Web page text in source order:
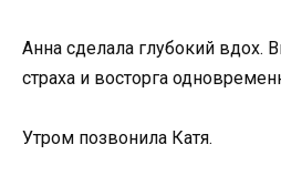
Анна сделала глубокий вдох.
страха и восторга
Утром позвонила Катя.